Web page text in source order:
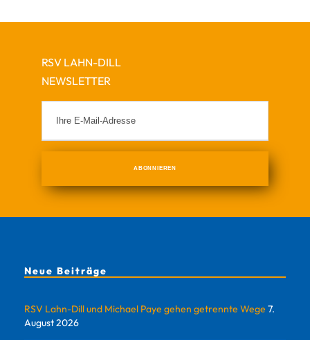
RSV LAHN-DILL
NEWSLETTER
Neue Beiträge
RSV Lahn-Dill und Michael Paye gehen getrennte Wege 7.
August 2026